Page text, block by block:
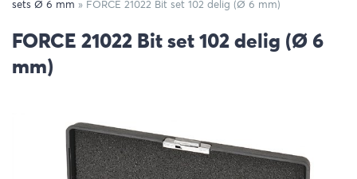
sets Ø 6 mm » FORCE 21022 Bit set 102 delig (Ø 6 mm)
FORCE 21022 Bit set 102 delig (Ø 6
mm)